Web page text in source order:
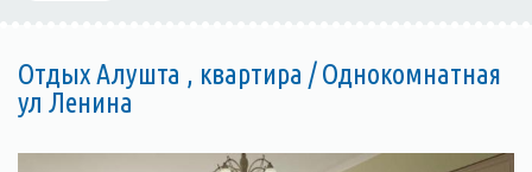
Отдых Алушта , квартира / Однокомнатная
ул Ленина